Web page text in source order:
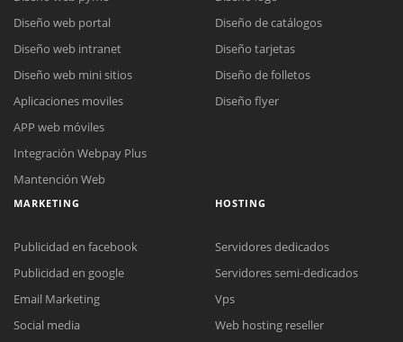
Reunión online
Diseño web portal
Diseño web intranet
Diseño web mini sitios
Aplicaciones moviles
APP web móviles
Integración Webpay Plus
Mantención Web
Diseño de catálogos
Diseño tarjetas
Diseño de folletos
Diseño flyer
MARKETING
Publicidad en facebook
Publicidad en google
Email Marketing
Social media
HOSTING
Servidores dedicados
Servidores semi-dedicados
Vps
Web hosting reseller